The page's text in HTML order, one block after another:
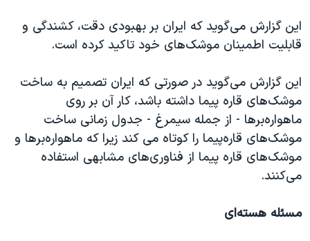
این گزارش می‌گوید که ایران بر بهبودی دقت، کشندگی و
قابلیت اطمینان موشک‌های خود تاکید کرده است.
این گزارش می‌گوید در صورتی که ایران تصمیم به ساخت
موشک‌های قاره پیما داشته باشد، کار آن بر روی
ماهواره‌برها - از جمله سیمرغ - جدول زمانی ساخت
موشک‌های قاره‌پیما را کوتاه می کند زیرا که ماهواره‌برها و
موشک‌های قاره پیما از فناوری‌های مشابهی استفاده
می‌کنند.
مسئله هسته‌ای